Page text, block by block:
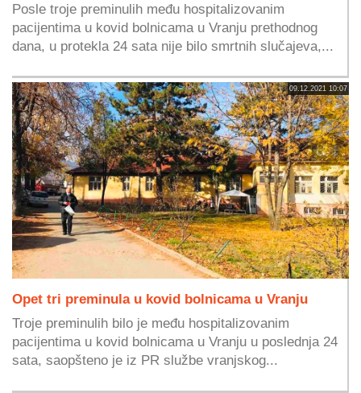
Posle troje preminulih među hospitalizovanim
pacijentima u kovid bolnicama u Vranju prethodnog
dana, u protekla 24 sata nije bilo smrtnih slučajeva,...
09.12.2021 10:07
Opet tri preminula u kovid bolnicama u Vranju
Troje preminulih bilo je među hospitalizovanim
pacijentima u kovid bolnicama u Vranju u poslednja 24
sata, saopšteno je iz PR službe vranjskog...